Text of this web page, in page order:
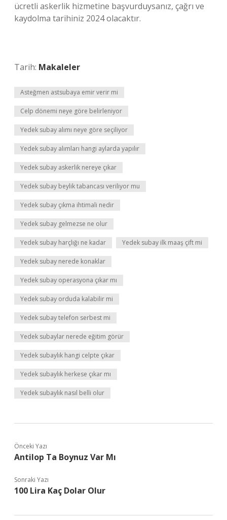
ücretli askerlik hizmetine başvurduysanız, çağrı ve
kaydolma tarihiniz 2024 olacaktır.
Tarih: Makaleler
Asteğmen astsubaya emir verir mi
Celp dönemi neye göre belirleniyor
Yedek subay alımı neye göre seçiliyor
Yedek subay alımları hangi aylarda yapılır
Yedek subay askerlik nereye çıkar
Yedek subay beylik tabancası veriliyor mu
Yedek subay çıkma ihtimali nedir
Yedek subay gelmezse ne olur
Yedek subay harçlığı ne kadar Yedek subay ilk maaş çift mi
Yedek subay nerede konaklar
Yedek subay operasyona çıkar mı
Yedek subay orduda kalabilir mi
Yedek subay telefon serbest mi
Yedek subaylar nerede eğitim görür
Yedek subaylık hangi celpte çıkar
Yedek subaylık herkese çıkar mı
Yedek subaylık nasıl belli olur
Önceki Yazı
Antilop Ta Boynuz Var Mı
Sonraki Yazı
100 Lira Kaç Dolar Olur